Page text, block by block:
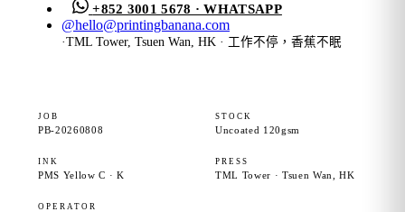
+852 3001 5678 · WHATSAPP
@hello@printingbanana.com
·TML Tower, Tsuen Wan, HK · 工作不停，香蕉不眠
JOB
PB-20260808
STOCK
Uncoated 120gsm
INK
PMS Yellow C · K
PRESS
TML Tower · Tsuen Wan, HK
OPERATOR